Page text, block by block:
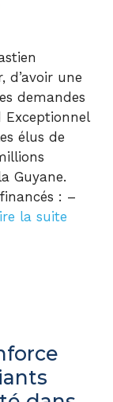
d’avoir une
demandes
Exceptionnel
élus de
Guyane.
: –
la suite